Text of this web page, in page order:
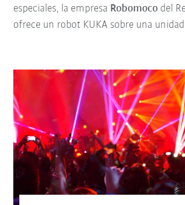
especiales, la empresa Robomoco del
ofrece un robot KUKA sobre una